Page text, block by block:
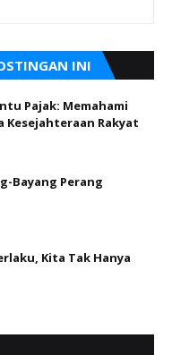
INI
Pajak: Memahami
Kesejahteraan Rakyat
Bayang Perang
Kita Tak Hanya